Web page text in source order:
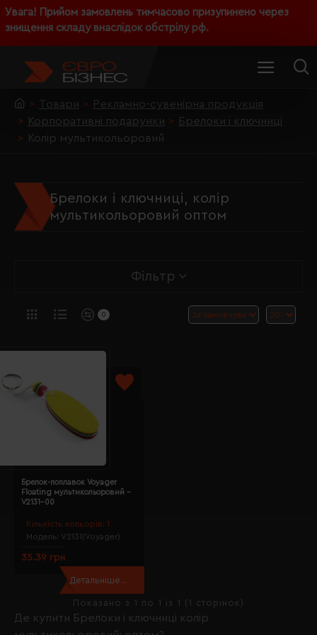
Увага! Прийом замовлень тимчасово призупинено через
знищення складу внаслідок обстрілу рф.
Товари
Рекламно-сувенірна продукція
Корпоративні подарунки
Брелоки і ключниці
Колір мультикольоровий
Брелоки і ключниці, колір
мультикольоровий оптом
Де купити Брелоки і ключниці колір
Фільтр
0
Кількість кольорів: 1
Модель: V2131(Voyager)
Брелок-поплавок Voyager
Floating мультикольоровий -
V2131-00
35.39 грн
Детальніше...
Показано з 1 по 1 із 1 (1 сторінок)